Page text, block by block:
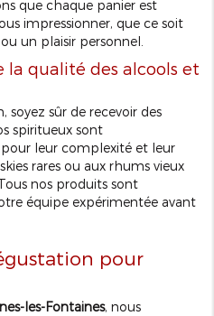
que chaque panier est
impressionner, que ce soit
un plaisir personnel.
la qualité des alcools et
soyez sûr de recevoir des
spiritueux sont
leur complexité et leur
rares ou aux rhums vieux
nos produits sont
équipe expérimentée avant
pour
les-Fontaines, nous